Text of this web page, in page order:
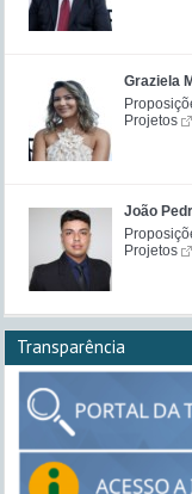
Graziela
Projetos
João
Projetos
Transparência